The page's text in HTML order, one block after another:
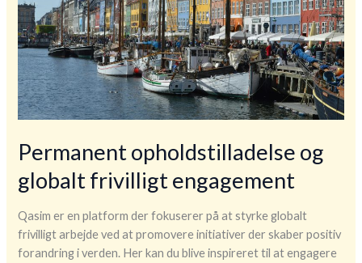
Permanent opholdstilladelse og
globalt frivilligt engagement
Qasim er en platform der fokuserer på at styrke globalt
frivilligt arbejde ved at promovere initiativer der skaber positiv
forandring i verden. Her kan du blive inspireret til at engagere